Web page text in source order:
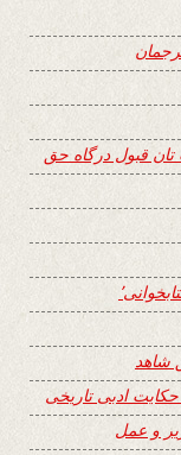
قبول درگاه حق
شاهد
ادبی تاریخی
و عمل